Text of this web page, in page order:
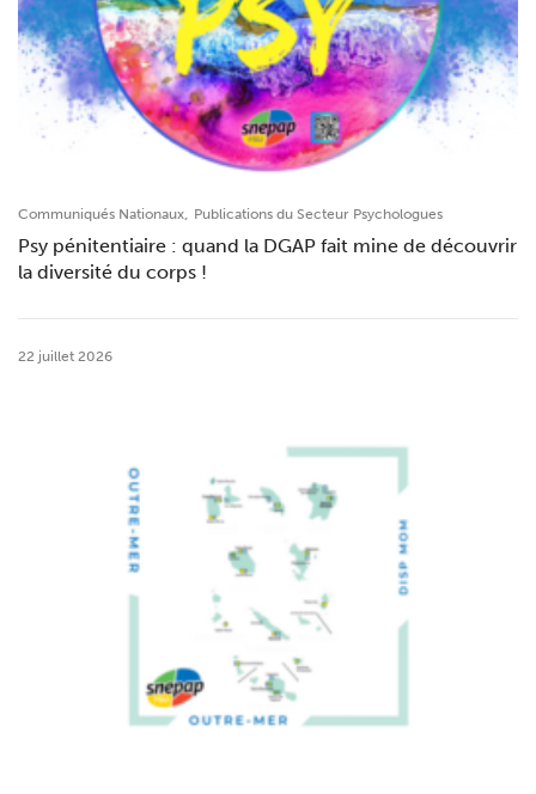
Communiqués Nationaux, Publications du Secteur Psychologues
Psy pénitentiaire : quand la DGAP fait mine de découvrir
la diversité du corps !
22 juillet 2026